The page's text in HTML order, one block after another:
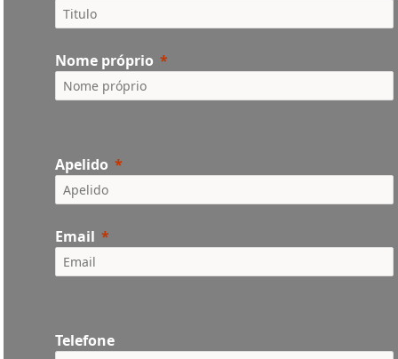
Nome próprio
Apelido
Email
Telefone